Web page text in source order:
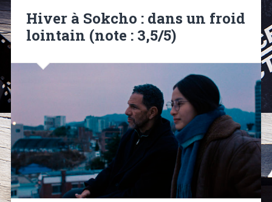
Hiver à Sokcho : dans un froid
lointain (note : 3,5/5)